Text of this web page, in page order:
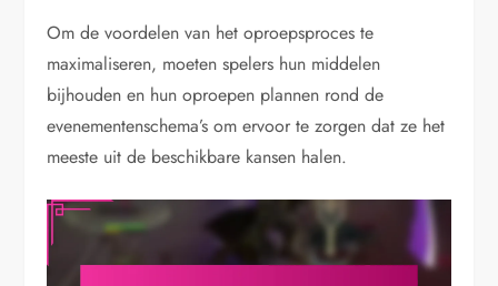
Om de voordelen van het oproepsproces te
maximaliseren, moeten spelers hun middelen
bijhouden en hun oproepen plannen rond de
evenementenschema’s om ervoor te zorgen dat ze het
meeste uit de beschikbare kansen halen.